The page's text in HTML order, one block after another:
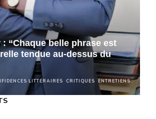
LITTÉRAIRES CRITIQUES ENTRETIENS
“Chaque belle phrase est
tendue au-dessus du